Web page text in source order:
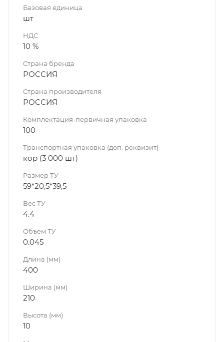
Базовая единица
шт
НДС
10 %
Страна бренда
РОССИЯ
Страна производителя
РОССИЯ
Комплектация-первичная упаковка
100
Транспортная упаковка (доп. реквизит)
кор (3 000 шт)
Размер ТУ
59*20,5*39,5
Вес ТУ
4.4
Объем ТУ
0.045
Длина (мм)
400
Ширина (мм)
210
Высота (мм)
10